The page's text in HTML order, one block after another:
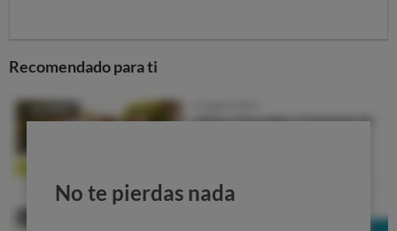
Recomendado para ti
No te pierdas nada